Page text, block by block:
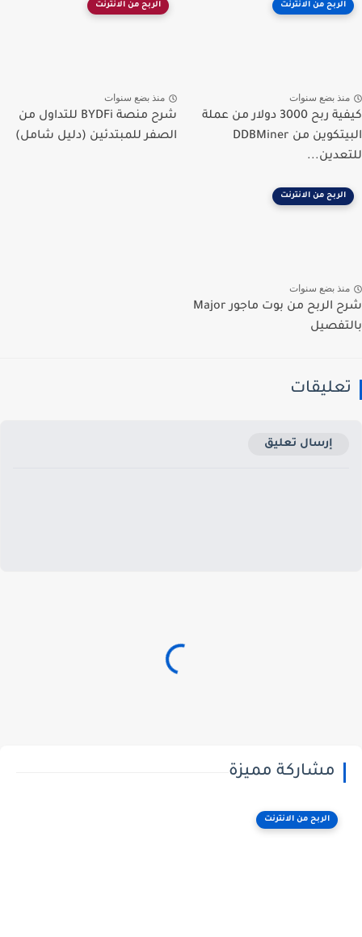
الربح من الانترنت
بضع سنوات
كيفية ربح 3000 دولار من عملة
البيتكوين من DDBMiner
الربح من الانترنت
منذ بضع سنوات
شرح منصة BYDFi للتداول من
الصفر للمبتدئين (دليل شامل)
الربح من الانترنت
بضع سنوات
شرح الربح من بوت ماجور Major
إرسال تعليق
مشاركة مميزة
الربح من الانترنت